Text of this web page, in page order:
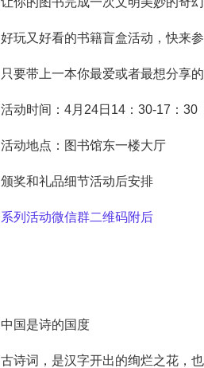
好玩又好看的书籍盲盒活动，快来参
只要带上一本你最爱或者最想分享
活动时间：4月24日14：30-17：30
活动地点：图书馆东一楼大厅
颁奖和礼品细节活动后安排
系列活动微信群二维码附后
中国是诗的国度
古诗词，是汉字开出的绚烂之花，